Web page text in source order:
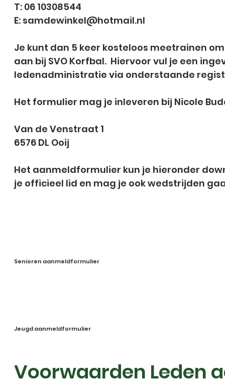
T: 06 10308544
E: samdewinkel@hotmail.nl
Je kunt dan 5 keer kosteloos meetrainen
aan bij SVO Korfbal. Hiervoor vul je een
ledenadministratie via onderstaande
Het formulier mag je inleveren bij Nicole
Van de Venstraat 1
6576 DL Ooij
Het aanmeldformulier kun je hieronder
je officieel lid en mag je ook wedstrijden
Senioren aanmeldformulier
Jeugd aanmeldformulier
Voorwaarden Leden